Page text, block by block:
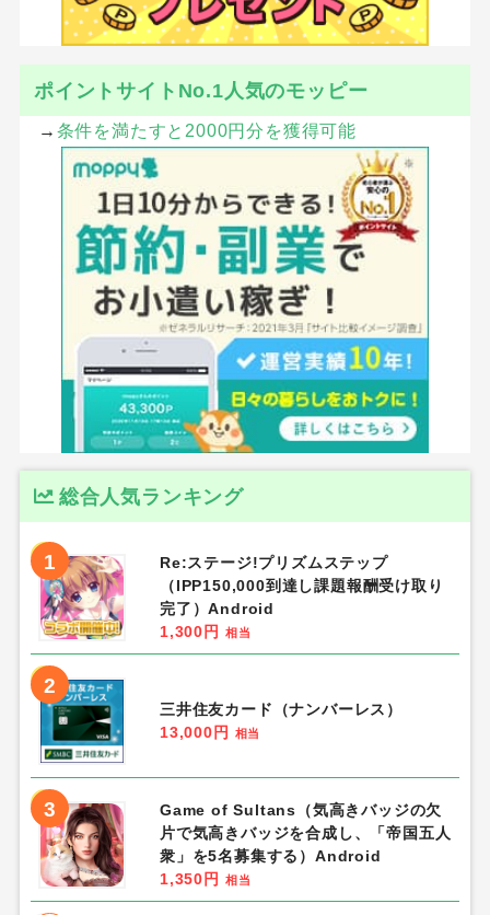
ポイントサイトNo.1人気のモッピー
→ 条件を満たすと2000円分を獲得可能
総合人気ランキング
1
Re:ステージ!プリズムステップ
（IPP150,000到達し課題報酬受け取り
完了）Android
1,300円
相当
2
三井住友カード（ナンバーレス）
13,000円
相当
3
Game of Sultans（気高きバッジの欠
片で気高きバッジを合成し、「帝国五人
衆」を5名募集する）Android
1,350円
相当